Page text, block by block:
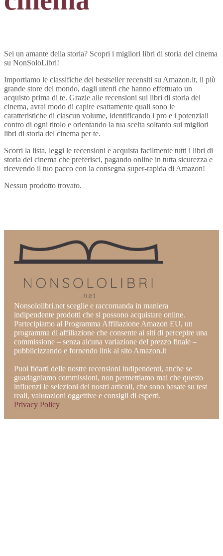
Sei un amante della storia? Scopri i migliori libri di storia del cinema
su NonSoloLibri!
Importiamo le classifiche dei bestseller recensiti su Amazon.it, il più
grande store del mondo, dagli utenti che hanno effettuato un
acquisto prima di te. Grazie alle recensioni sui libri di storia del
cinema, avrai modo di capire esattamente quali sono le
caratteristiche di ciascun volume, identificando i pro e i potenziali
contro di ogni titolo e orientando la tua scelta soltanto sui migliori
libri di storia del cinema per te.
Scorri la lista, leggi le recensioni e acquista facilmente tutti i libri di
storia del cinema che preferisci, pagando online in tutta sicurezza e
ricevendo il tuo pacco con la consegna super-rapida di Amazon!
Nessun prodotto trovato.
Nonsololibri.net sceglie e raccomanda in maniera
indipendente prodotti che si possono acquistare online.
Partecipiamo al Programma Affiliazione Amazon EU, un
programma di affiliazione che consente ai siti di percepire una
commissione – senza alcuna variazione del prezzo finale –
pubblicizzando e fornendo link al sito Amazon.it
Puoi fidarti delle nostre recensioni indipendenti, anche se
guadagniamo commissioni, non permettiamo mai che questo
influenzi le selezioni dei nostri articoli, che sono basate su test
reali, valutazioni oggettive e consigli di esperti.
Privacy Policy